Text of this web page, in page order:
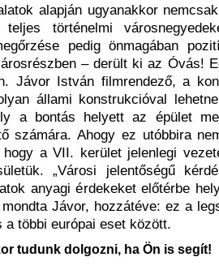
alapján ugyanakkor
teljes történelmi
pedig önmagában
– derült ki az Óvás!
Jávor István filmrendező, a
állami konstrukcióval
a bontás helyett az épület
számára. Ahogy ez utóbbira
a VII. kerület jelenlegi
„Városi jelentőségű
anyagi érdekeket előtérbe
Jávor, hozzátéve: ez a
a többi európai eset között.
tudunk dolgozni, ha Ön is segít!